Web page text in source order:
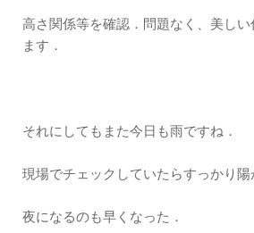
高さ関係等を確認．問題なく、美し
ます．
それにしてもまた今日も雨ですね．
現場でチェックしていたらすっかり陽
夜になるのも早くなった．